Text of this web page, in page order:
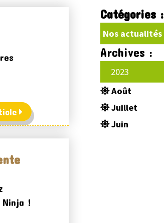
!
Catégories :
Nos actualités
Archives :
2023
Août
Juillet
Juin